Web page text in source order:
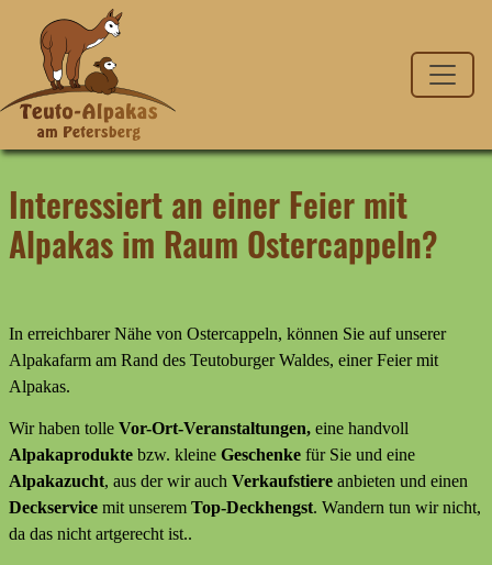
Interessiert an einer Feier mit
Alpakas im Raum Ostercappeln?
In erreichbarer Nähe von Ostercappeln, können Sie auf unserer
Alpakafarm am Rand des Teutoburger Waldes, einer Feier mit
Alpakas.
Wir haben tolle Vor-Ort-Veranstaltungen, eine handvoll
Alpakaprodukte bzw. kleine Geschenke für Sie und eine
Alpakazucht, aus der wir auch Verkaufstiere anbieten und einen
Deckservice mit unserem Top-Deckhengst. Wandern tun wir nicht,
da das nicht artgerecht ist..